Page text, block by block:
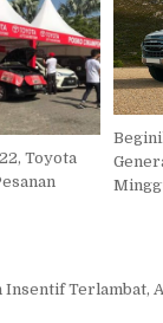
Toyota
Terlambat,